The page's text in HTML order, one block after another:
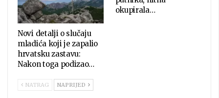
Novi detalji o slučaju
mladića koji je zapalio
hrvatsku zastavu:
Nakon toga podizao…
okupirala…
NATRAG NAPRIJED